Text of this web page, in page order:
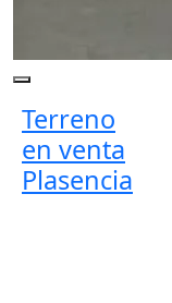
Terreno
en venta
Plasencia